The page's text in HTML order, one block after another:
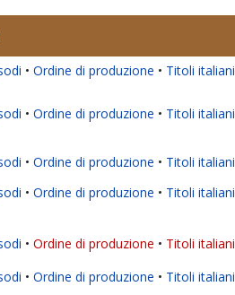
Ordine di produzione Titoli italiani
Ordine di produzione Titoli italiani
Ordine di produzione Titoli italiani
Ordine di produzione Titoli italiani
Ordine di produzione Titoli italiani
Ordine di produzione Titoli italiani